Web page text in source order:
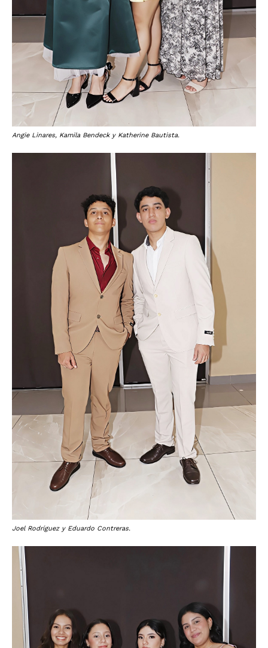
Angie Linares, Kamila Bendeck y Katherine Bautista.
Joel Rodríguez y Eduardo Contreras.